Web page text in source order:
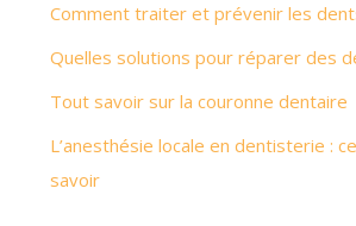
Comment traiter et prévenir les
Quelles solutions pour réparer des
Tout savoir sur la couronne dentaire
L’anesthésie locale en dentisterie :
savoir